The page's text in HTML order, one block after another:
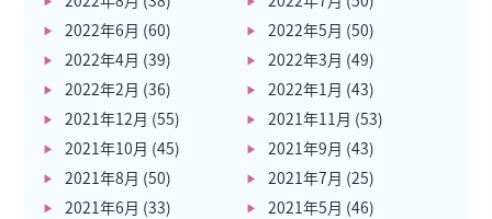
2022年6月 (60) 2022年5月 (50)
2022年4月 (39) 2022年3月 (49)
2022年2月 (36) 2022年1月 (43)
2021年12月 (55) 2021年11月 (53)
2021年10月 (45) 2021年9月 (43)
2021年8月 (50) 2021年7月 (25)
2021年6月 (33) 2021年5月 (46)